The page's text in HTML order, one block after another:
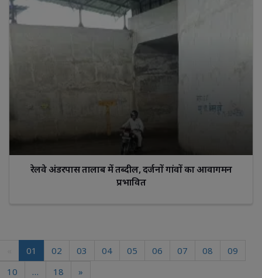
रेलवे अंडरपास तालाब में तब्दील, दर्जनों गांवों का आवागमन
प्रभावित
01 02 03 04 05 06 07 08
09
10
… 18 »